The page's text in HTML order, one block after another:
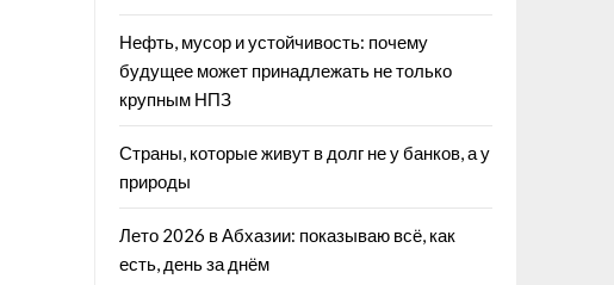
Нефть, мусор и устойчивость: почему
будущее может принадлежать не только
крупным НПЗ
Страны, которые живут в долг не у банков, а у
природы
Лето 2026 в Абхазии: показываю всё, как
есть, день за днём